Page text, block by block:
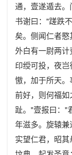
通，壹遂遁去
书谢曰："蹉跌
矣。侧闻仁者愍
外白有一尉两
印绶可投，夜
慠，加于所天
前好，则何福
趾。"壹报曰："
年滋多。旋辕兼
实望仁君，昭